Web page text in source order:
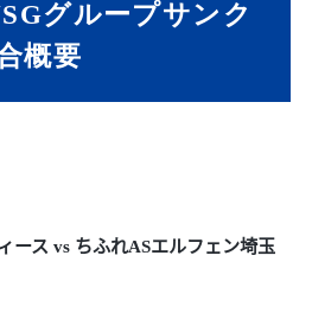
グループサンク
概要
ース vs ちふれASエルフェン埼玉